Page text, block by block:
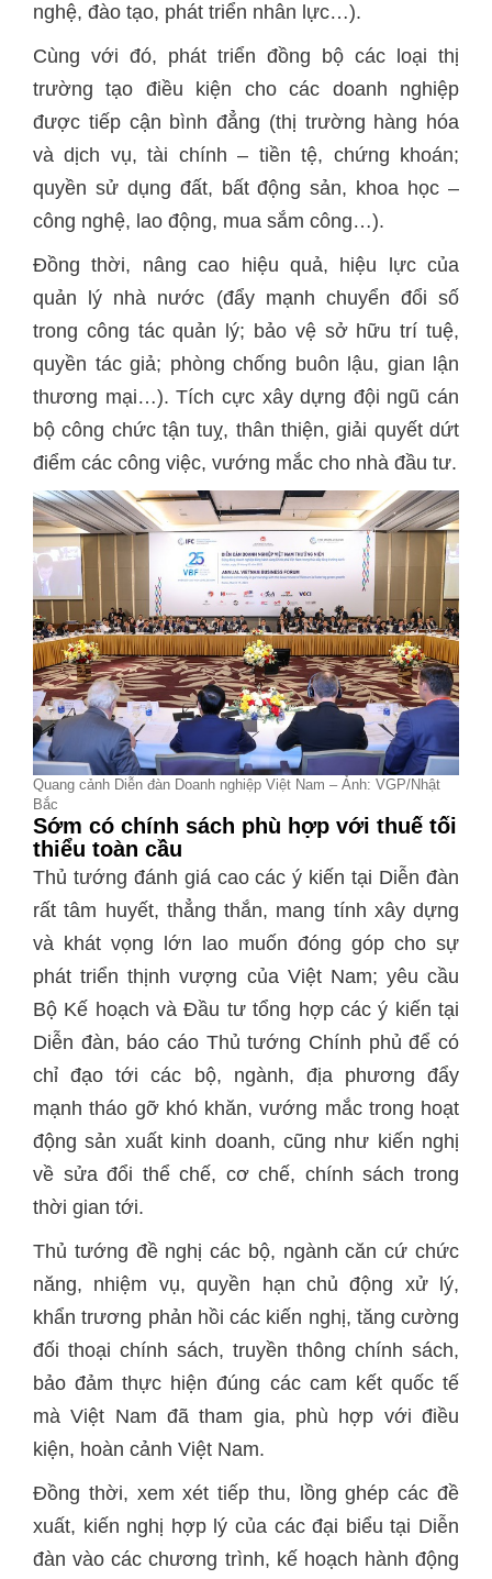
nghệ, đào tạo, phát triển nhân lực…).
Cùng với đó, phát triển đồng bộ các loại thị
trường tạo điều kiện cho các doanh nghiệp
được tiếp cận bình đẳng (thị trường hàng hóa
và dịch vụ, tài chính – tiền tệ, chứng khoán;
quyền sử dụng đất, bất động sản, khoa học –
công nghệ, lao động, mua sắm công…).
Đồng thời, nâng cao hiệu quả, hiệu lực của
quản lý nhà nước (đẩy mạnh chuyển đổi số
trong công tác quản lý; bảo vệ sở hữu trí tuệ,
quyền tác giả; phòng chống buôn lậu, gian lận
thương mại…). Tích cực xây dựng đội ngũ cán
bộ công chức tận tuỵ, thân thiện, giải quyết dứt
điểm các công việc, vướng mắc cho nhà đầu tư.
Quang cảnh Diễn đàn Doanh nghiệp Việt Nam – Ảnh: VGP/Nhật
Bắc
Sớm có chính sách phù hợp với thuế tối
thiểu toàn cầu
Thủ tướng đánh giá cao các ý kiến tại Diễn đàn
rất tâm huyết, thẳng thắn, mang tính xây dựng
và khát vọng lớn lao muốn đóng góp cho sự
phát triển thịnh vượng của Việt Nam; yêu cầu
Bộ Kế hoạch và Đầu tư tổng hợp các ý kiến tại
Diễn đàn, báo cáo Thủ tướng Chính phủ để có
chỉ đạo tới các bộ, ngành, địa phương đẩy
mạnh tháo gỡ khó khăn, vướng mắc trong hoạt
động sản xuất kinh doanh, cũng như kiến nghị
về sửa đổi thể chế, cơ chế, chính sách trong
thời gian tới.
Thủ tướng đề nghị các bộ, ngành căn cứ chức
năng, nhiệm vụ, quyền hạn chủ động xử lý,
khẩn trương phản hồi các kiến nghị, tăng cường
đối thoại chính sách, truyền thông chính sách,
bảo đảm thực hiện đúng các cam kết quốc tế
mà Việt Nam đã tham gia, phù hợp với điều
kiện, hoàn cảnh Việt Nam.
Đồng thời, xem xét tiếp thu, lồng ghép các đề
xuất, kiến nghị hợp lý của các đại biểu tại Diễn
đàn vào các chương trình, kế hoạch hành động